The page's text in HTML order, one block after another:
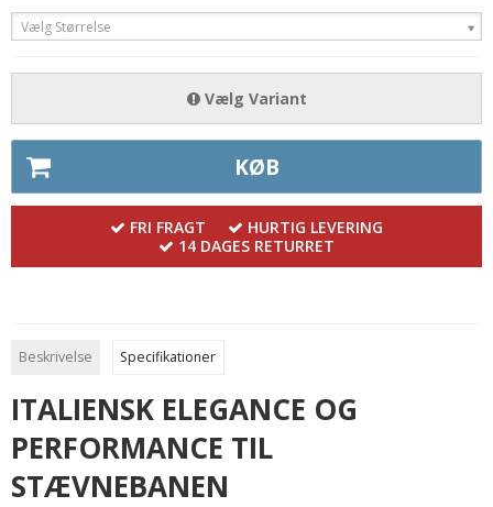
Vælg Størrelse
Vælg Variant
KØB
FRI FRAGT
HURTIG LEVERING
14 DAGES RETURRET
Beskrivelse Specifikationer
ITALIENSK ELEGANCE OG
PERFORMANCE TIL
STÆVNEBANEN